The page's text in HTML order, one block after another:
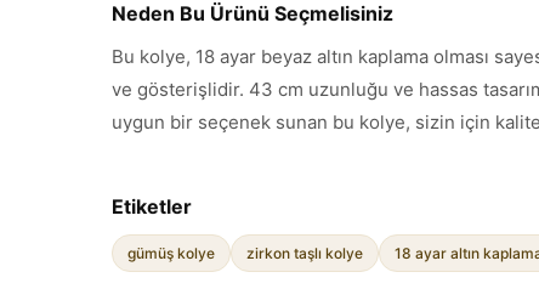
Neden Bu Ürünü Seçmelisiniz
Bu kolye, 18 ayar beyaz altın kaplama olması
ve gösterişlidir. 43 cm uzunluğu ve hassas
uygun bir seçenek sunan bu kolye, sizin için
Etiketler
gümüş kolye zirkon taşlı kolye 18 ayar altın